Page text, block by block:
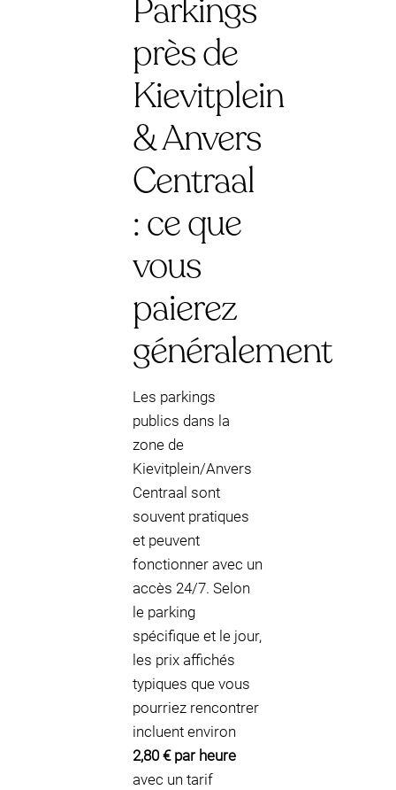
Parkings
près de
Kievitplein
& Anvers
Centraal
: ce que
vous
paierez
généralement
Les parkings
publics dans la
zone de
Kievitplein/Anvers
Centraal sont
souvent pratiques
et peuvent
fonctionner avec un
accès 24/7. Selon
le parking
spécifique et le jour,
les prix affichés
typiques que vous
pourriez rencontrer
incluent environ
2,80 € par heure
avec un tarif